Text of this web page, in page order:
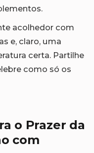
acolhedor com
e, claro, uma
certa. Partilhe
como só os
o Prazer da
com